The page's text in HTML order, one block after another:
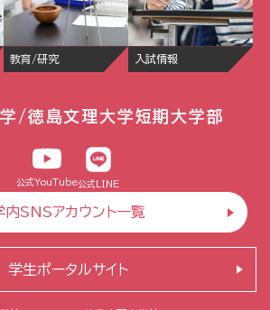
教育/研究 入試情報
/徳島文理大学短期大学部
公式YouTube公式LINE
内SNSアカウント一覧
学生ポータルサイト